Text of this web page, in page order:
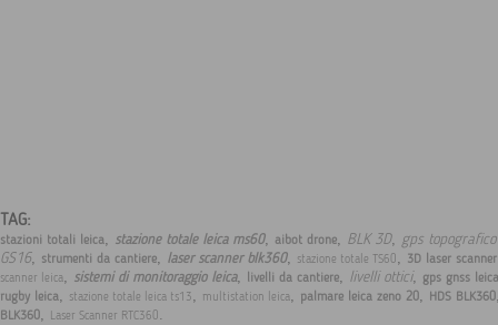
TAG:
stazioni totali leica, stazione totale leica ms60, aibot drone, BLK 3D, gps
GS16, strumenti da cantiere, laser scanner blk360, stazione totale TS60, 3D laser
scanner leica, sistemi di monitoraggio leica, livelli da cantiere, livelli ottici, gps gnss
rugby leica, stazione totale leica ts13, multistation leica, palmare leica zeno 20, HDS BLK360
BLK360, Laser Scanner RTC360.